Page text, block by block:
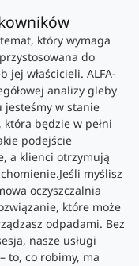
który wymaga
do
jej właścicieli. ALFA-
analizy gleby
jesteśmy w stanie
będzie w pełni
podejście
a klienci otrzymują
myślisz
oczyszczalnia
które może
odpadami. Bez
nasze usługi
to, co robimy, ma